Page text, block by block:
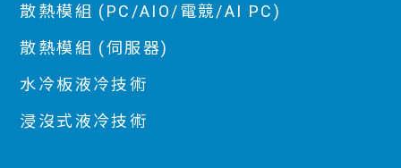
散熱模組 (PC/AIO/電競/AI PC)
散熱模組 (伺服器)
水冷板液冷技術
浸沒式液冷技術